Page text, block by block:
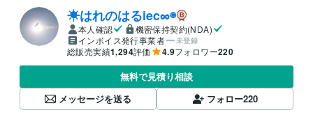
☀はれのはるiec∞◉
本人確認
機密保持契約(NDA)
インボイス発行事業者
未登録
総販売実績1,294評価 4.9フォロワー220
無料で見積り相談
メッセージを送る
フォロー220